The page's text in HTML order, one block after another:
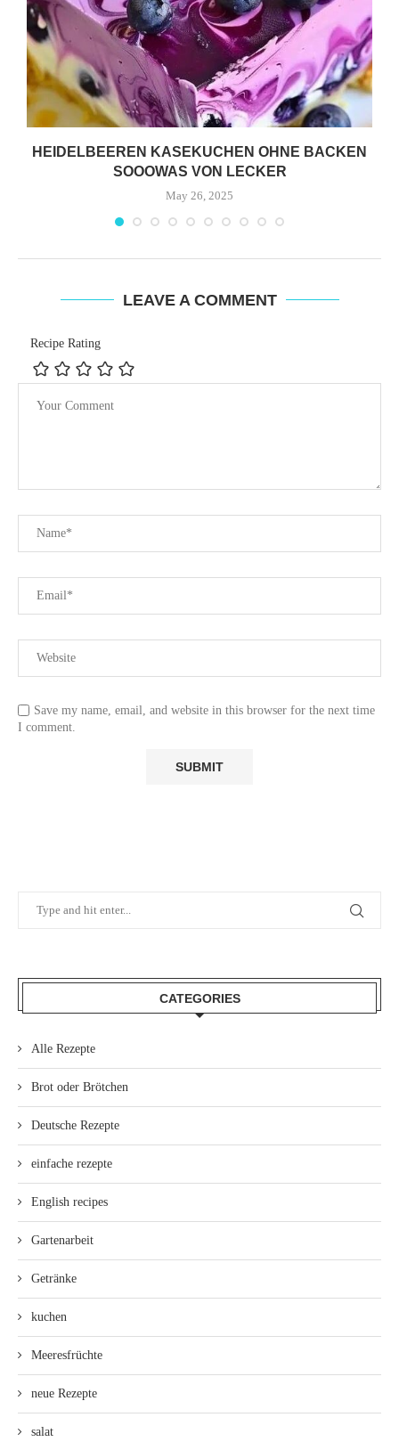
HEIDELBEEREN KASEKUCHEN OHNE BACKEN
SOOOWAS VON LECKER
May 26, 2025
LEAVE A COMMENT
Recipe Rating
Save my name, email, and website in this browser for the next time
I comment.
CATEGORIES
Alle Rezepte
Brot oder Brötchen
Deutsche Rezepte
einfache rezepte
English recipes
Gartenarbeit
Getränke
kuchen
Meeresfrüchte
neue Rezepte
salat